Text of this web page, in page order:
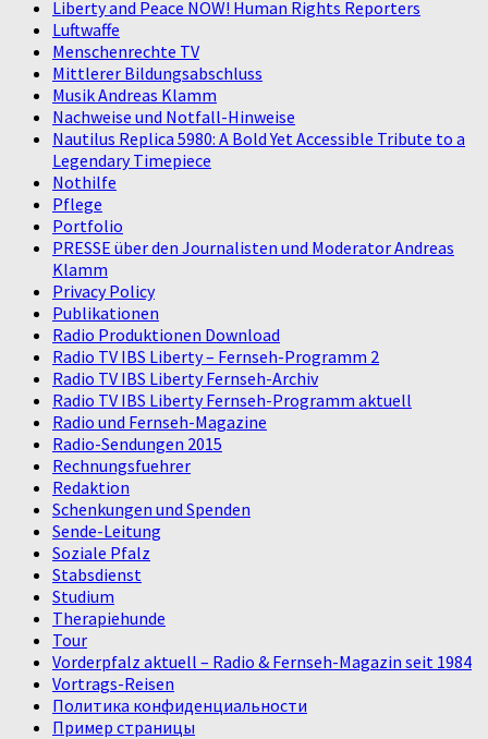
Liberty and Peace NOW! Human Rights Reporters
Luftwaffe
Menschenrechte TV
Mittlerer Bildungsabschluss
Musik Andreas Klamm
Nachweise und Notfall-Hinweise
Nautilus Replica 5980: A Bold Yet Accessible Tribute to a
Legendary Timepiece
Nothilfe
Pflege
Portfolio
PRESSE über den Journalisten und Moderator Andreas
Klamm
Privacy Policy
Publikationen
Radio Produktionen Download
Radio TV IBS Liberty – Fernseh-Programm 2
Radio TV IBS Liberty Fernseh-Archiv
Radio TV IBS Liberty Fernseh-Programm aktuell
Radio und Fernseh-Magazine
Radio-Sendungen 2015
Rechnungsfuehrer
Redaktion
Schenkungen und Spenden
Sende-Leitung
Soziale Pfalz
Stabsdienst
Studium
Therapiehunde
Tour
Vorderpfalz aktuell – Radio & Fernseh-Magazin seit 1984
Vortrags-Reisen
Политика конфиденциальности
Пример страницы